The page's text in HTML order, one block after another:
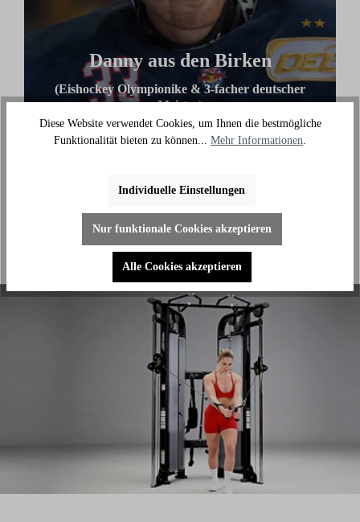
Danny aus den Birken
(Eishockey Olympionike & 3-facher deutscher
Meister)
"Ich benutze das Bike jeden Tag und es hilft mir
außerhalb des Eises an meiner Fitness zu arbeiten."
Diese Website verwendet Cookies, um Ihnen die bestmögliche
Funktionalität bieten zu können... Mehr Informationen
Individuelle Einstellungen
Nur funktionale Cookies akzeptieren
Alle Cookies akzeptieren